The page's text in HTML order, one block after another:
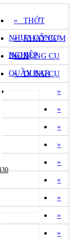
» THỚT
NHỰA CÔNG
NGHIỆP
» KHAY CƠM
INOX
» DỤNG CỤ
QUẦY BAR
» DỤNG CỤ
»
»
»
»
»
»
»
»
»